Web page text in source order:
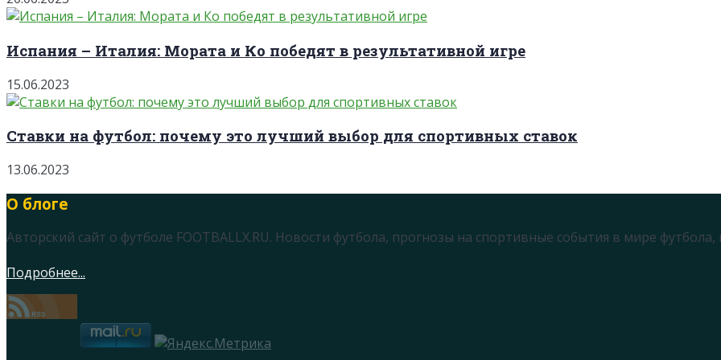
Испания – Италия: Мората и Ко победят в результативной игре
15.06.2023
Ставки на футбол: почему это лучший выбор для спортивных ставок
13.06.2023
О блоге
Авторский сайт о футболе FOOTBALLX.RU. Новости футбола, прогнозы на спортивные события в мире
Подробнее...